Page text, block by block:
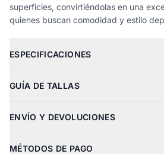
superficies, convirtiéndolas en una
quienes buscan comodidad y estilo
ESPECIFICACIONES
GUÍA DE TALLAS
ENVÍO Y DEVOLUCIONES
MÉTODOS DE PAGO